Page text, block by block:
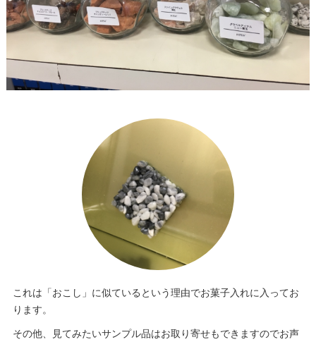
これは「おこし」に似ているという理由でお菓子入れに入ってお
ります。
その他、見てみたいサンプル品はお取り寄せもできますのでお声